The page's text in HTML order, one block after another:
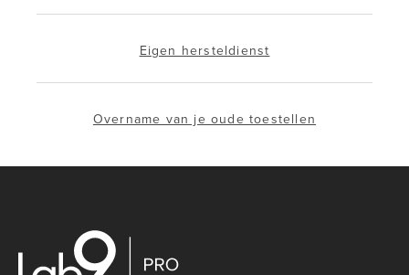
Eigen hersteldienst
Overname van je oude toestellen